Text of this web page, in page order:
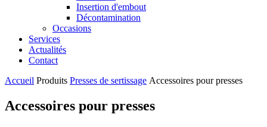
Insertion d'embout
Décontamination
Occasions
Services
Actualités
Contact
Accueil Produits Presses de sertissage Accessoires pour presses
Accessoires pour presses